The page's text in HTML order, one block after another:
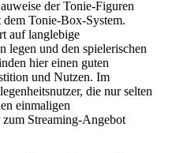
der Tonie-Figuren
Tonie-Box-System.
auf langlebige
legen und den spielerischen
hier einen guten
und Nutzen. Im
die nur selten
einmaligen
Streaming-Angebot